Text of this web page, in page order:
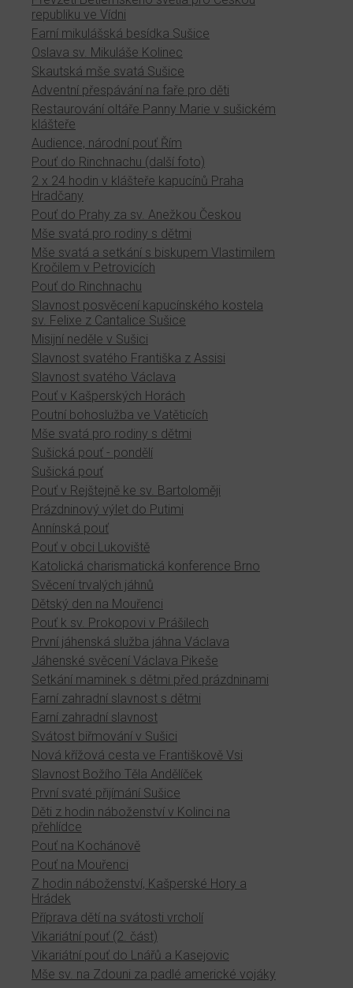
republiku ve Vídni
Farní mikulášská besídka Sušice
Oslava sv. Mikuláše Kolinec
Skautská mše svatá Sušice
Adventní přespávání na faře pro děti
Restaurování oltáře Panny Marie v sušickém
klášteře
Audience, národní pouť Řím
Pouť do Rinchnachu (další foto)
2 x 24 hodin v klášteře kapucínů Praha
Hradčany
Pouť do Prahy za sv. Anežkou Českou
Mše svatá pro rodiny s dětmi
Mše svatá a setkání s biskupem Vlastimilem
Kročilem v Petrovicích
Pouť do Rinchnachu
Slavnost posvěcení kapucínského kostela
sv. Felixe z Cantalice Sušice
Misijní neděle v Sušici
Slavnost svatého Františka z Assisi
Slavnost svatého Václava
Pouť v Kašperských Horách
Poutní bohoslužba ve Vatěticích
Mše svatá pro rodiny s dětmi
Sušická pouť - pondělí
Sušická pouť
Pouť v Rejštejně ke sv. Bartoloměji
Prázdninový výlet do Putimi
Annínská pouť
Pouť v obci Lukoviště
Katolická charismatická konference Brno
Svěcení trvalých jáhnů
Dětský den na Mouřenci
Pouť k sv. Prokopovi v Prášilech
První jáhenská služba jáhna Václava
Jáhenské svěcení Václava Pikeše
Setkání maminek s dětmi před prázdninami
Farní zahradní slavnost s dětmi
Farní zahradní slavnost
Svátost biřmování v Sušici
Nová křížová cesta ve Františkově Vsi
Slavnost Božího Těla Andělíček
První svaté přijímání Sušice
Děti z hodin náboženství v Kolinci na
přehlídce
Pouť na Kochánově
Pouť na Mouřenci
Z hodin náboženství, Kašperské Hory a
Hrádek
Příprava dětí na svátosti vrcholí
Vikariátní pouť (2. část)
Vikariátní pouť do Lnářů a Kasejovic
Mše sv. na Zdouni za padlé americké vojáky